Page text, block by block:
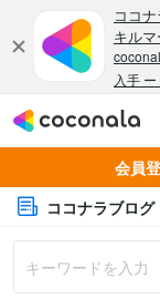
会員
ココナラブログ